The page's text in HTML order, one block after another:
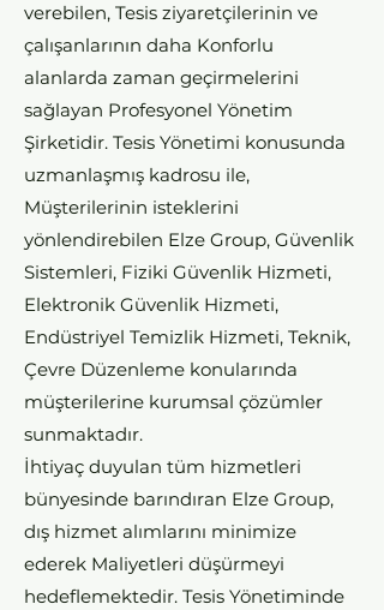
verebilen, Tesis ziyaretçilerinin ve
çalışanlarının daha Konforlu
alanlarda zaman geçirmelerini
sağlayan Profesyonel Yönetim
Şirketidir. Tesis Yönetimi konusunda
uzmanlaşmış kadrosu ile,
Müşterilerinin isteklerini
yönlendirebilen Elze Group, Güvenlik
Sistemleri, Fiziki Güvenlik Hizmeti,
Elektronik Güvenlik Hizmeti,
Endüstriyel Temizlik Hizmeti, Teknik,
Çevre Düzenleme konularında
müşterilerine kurumsal çözümler
sunmaktadır.
İhtiyaç duyulan tüm hizmetleri
bünyesinde barındıran Elze Group,
dış hizmet alımlarını minimize
ederek Maliyetleri düşürmeyi
hedeflemektedir. Tesis Yönetiminde